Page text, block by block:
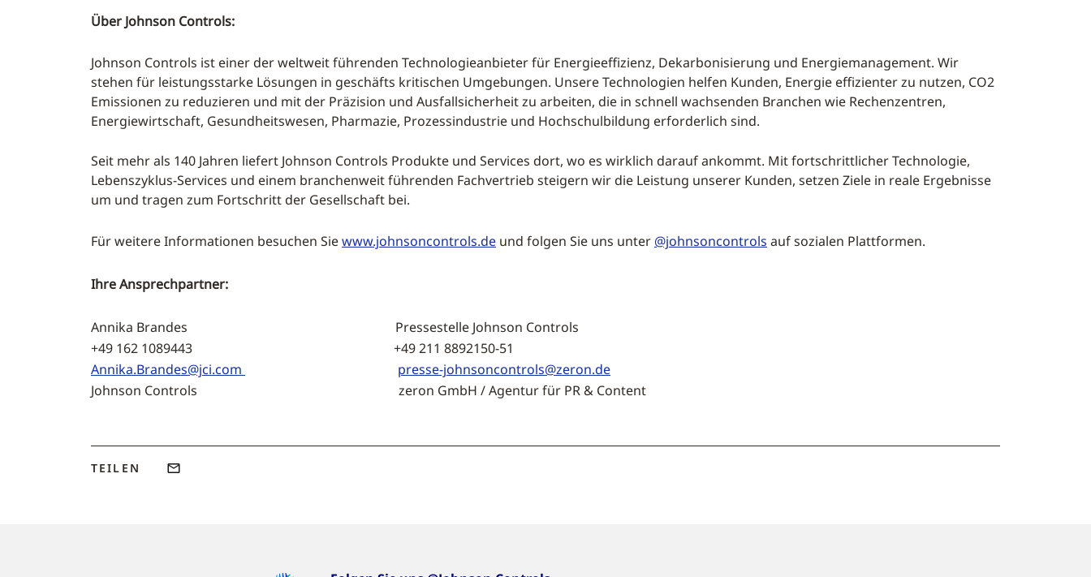
Über Johnson Controls:
Johnson Controls ist einer der weltweit führenden Technologieanbieter für Energieeffizienz, Dekarbonisierung und Energiemanagement. Wir
stehen für leistungsstarke Lösungen in geschäfts kritischen Umgebungen. Unsere Technologien helfen Kunden, Energie effizienter zu nutzen, CO2
Emissionen zu reduzieren und mit der Präzision und Ausfallsicherheit zu arbeiten, die in schnell wachsenden Branchen wie Rechenzentren,
Energiewirtschaft, Gesundheitswesen, Pharmazie, Prozessindustrie und Hochschulbildung erforderlich sind.
Seit mehr als 140 Jahren liefert Johnson Controls Produkte und Services dort, wo es wirklich darauf ankommt. Mit fortschrittlicher Technologie,
Lebenszyklus-Services und einem branchenweit führenden Fachvertrieb steigern wir die Leistung unserer Kunden, setzen Ziele in reale Ergebnisse
um und tragen zum Fortschritt der Gesellschaft bei.
Für weitere Informationen besuchen Siewww.johnsoncontrols.de und folgen Sie uns unter @johnsoncontrols auf sozialen Plattformen.
Ihre Ansprechpartner:
Annika Brandes
Pressestelle Johnson Controls
+49 162 1089443 +49 211 8892150-51
Annika.Brandes@jci.com
presse-johnsoncontrols@zeron.de
Johnson Controls zeron GmbH / Agentur für PR & Content
TEILEN